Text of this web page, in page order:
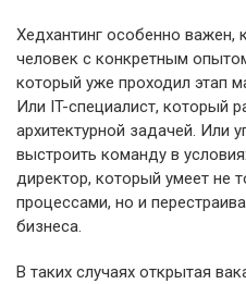
Хедхантинг особенно важен,
человек с конкретным
который уже проходил этап
Или IT-специалист, который
архитектурной задачей. Или
выстроить команду в
директор, который умеет не
процессами, но и
бизнеса.
В таких случаях открытая